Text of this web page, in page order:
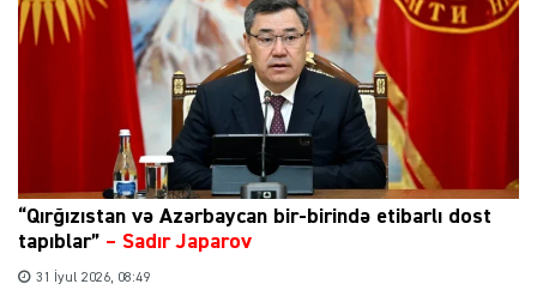
“Qırğızıstan və Azərbaycan bir-birində etibarlı dost
tapıblar” – Sadır Japarov
31 İyul 2026, 08:49